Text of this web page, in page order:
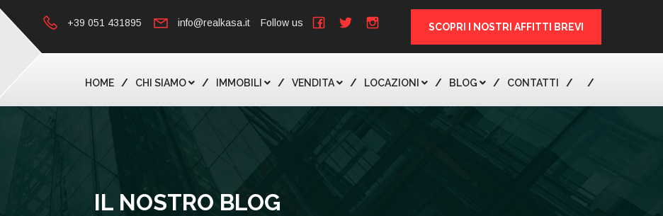
+39 051 431895 info@realkasa.it Follow us SCOPRI I NOSTRI AFFITTI BREVI
HOME CHI SIAMO IMMOBILI VENDITA LOCAZIONI BLOG CONTATTI
IL NOSTRO BLOG